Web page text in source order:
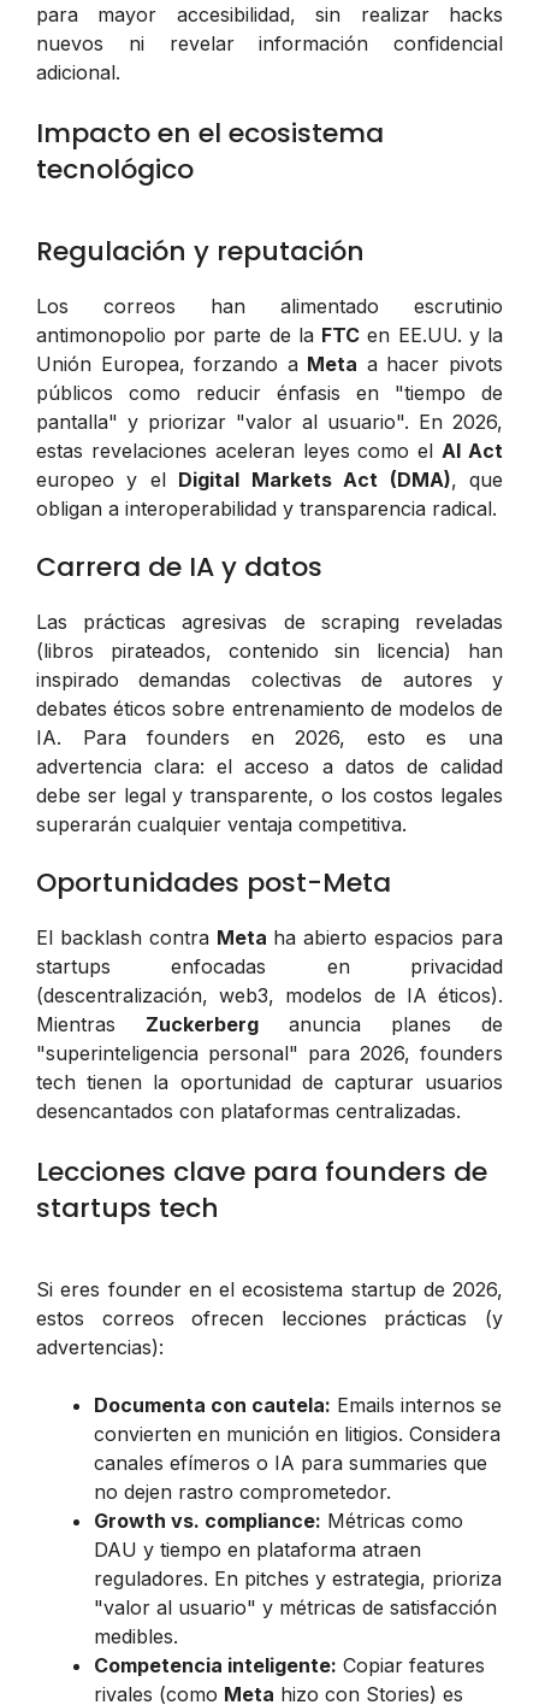
para mayor accesibilidad, sin realizar hacks
nuevos ni revelar información confidencial
adicional.
Impacto en el ecosistema
tecnológico
Regulación y reputación
Los correos han alimentado escrutinio
antimonopolio por parte de la FTC en EE.UU. y la
Unión Europea, forzando a Meta a hacer pivots
públicos como reducir énfasis en "tiempo de
pantalla" y priorizar "valor al usuario". En 2026,
estas revelaciones aceleran leyes como el AI Act
europeo y el Digital Markets Act (DMA), que
obligan a interoperabilidad y transparencia radical.
Carrera de IA y datos
Las prácticas agresivas de scraping reveladas
(libros pirateados, contenido sin licencia) han
inspirado demandas colectivas de autores y
debates éticos sobre entrenamiento de modelos de
IA. Para founders en 2026, esto es una
advertencia clara: el acceso a datos de calidad
debe ser legal y transparente, o los costos legales
superarán cualquier ventaja competitiva.
Oportunidades post-Meta
El backlash contra Meta ha abierto espacios para
startups enfocadas en privacidad
(descentralización, web3, modelos de IA éticos).
Mientras Zuckerberg anuncia planes de
"superinteligencia personal" para 2026, founders
tech tienen la oportunidad de capturar usuarios
desencantados con plataformas centralizadas.
Lecciones clave para founders de
startups tech
Si eres founder en el ecosistema startup de 2026,
estos correos ofrecen lecciones prácticas (y
advertencias):
Documenta con cautela: Emails internos se
convierten en munición en litigios. Considera
canales efímeros o IA para summaries que
no dejen rastro comprometedor.
Growth vs. compliance: Métricas como
DAU y tiempo en plataforma atraen
reguladores. En pitches y estrategia, prioriza
"valor al usuario" y métricas de satisfacción
medibles.
Competencia inteligente: Copiar features
rivales (como Meta hizo con Stories) es